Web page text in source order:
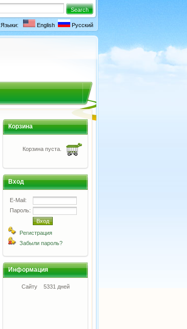
Языки: English Русский
Корзина
Корзина пуста.
Вход
E-Mail:
Пароль:
Регистрация
Забыли пароль?
Информация
Сайту 5331 дней